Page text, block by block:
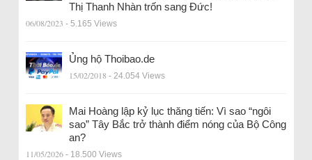
Thị Thanh Nhàn trốn sang Đức!
06/08/2023 - 5.165 Views
Ủng hộ Thoibao.de
15/02/2018 - 24.054 Views
Mai Hoàng lập kỷ lục thăng tiến: Vì sao “ngôi
sao” Tây Bắc trở thành điểm nóng của Bộ Công
an?
11/05/2026 - 18.500 Views